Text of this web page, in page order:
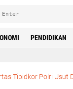
PENDIDIKAN
Tipidkor Polri Usut